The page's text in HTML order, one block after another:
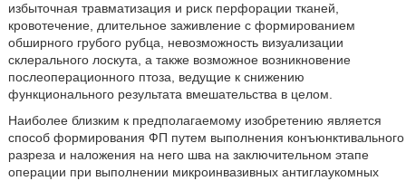
избыточная травматизация и риск перфорации тканей,
кровотечение, длительное заживление с формированием
обширного грубого рубца, невозможность визуализации
склерального лоскута, а также возможное возникновение
послеоперационного птоза, ведущие к снижению
функционального результата вмешательства в целом.
Наиболее близким к предполагаемому изобретению является
способ формирования ФП путем выполнения конъюнктивального
разреза и наложения на него шва на заключительном этапе
операции при выполнении микроинвазивных антиглаукомных